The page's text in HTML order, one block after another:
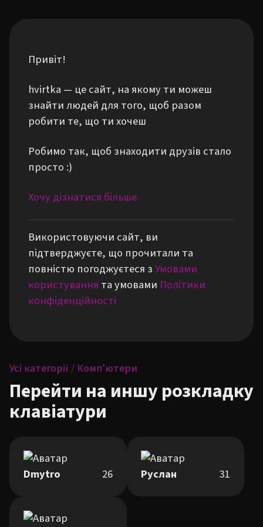
Привіт!
hvirtka — це сайт, на якому ти можеш
знайти людей для того, щоб разом
робити те, що ти хочеш
Робимо так, щоб знаходити друзів стало
просто :)
Хочу дізнатися більше
Використовуючи сайт, ви
підтверджуєте, що прочитали та
повністю погоджуєтеся зУмовами
користування та умовами Політики
конфіденційності
Усі категорії / Комп'ютери
Перейти на иншу розкладку
клавіатури
Dmytro 26 Руслан 31